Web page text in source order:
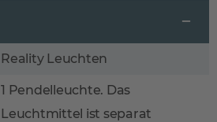
Reality Leuchten
1 Pendelleuchte. Das
Leuchtmittel ist separat